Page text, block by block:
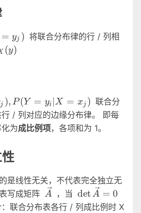
= yj ) 将联合分布律的行 / 列相
(y)
j ), P(Y = yi ∣X = xj ) 联合分
/ 列对应的边缘分布律。 即每
为成比例项，各项和为 1。
是线性无关，不代表完全独立无
写成矩阵 \vec{A}
A ，当 \det
\vec{A}=0
detA = 0
联合分布表各行 / 列成比例时 X